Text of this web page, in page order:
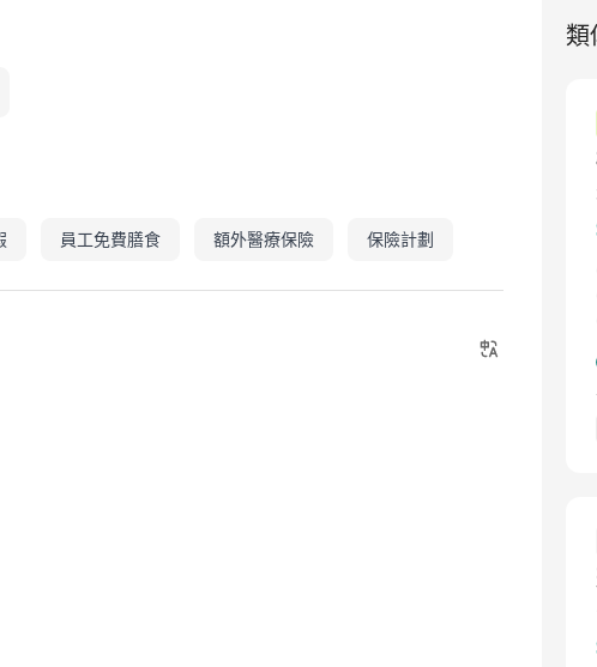
員工免費膳食 額外醫療保險 保險計劃
類